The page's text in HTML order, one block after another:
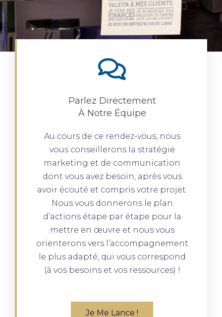
Parlez Directement
À Notre Équipe
Au cours de ce rendez-vous, nous
vous conseillerons la stratégie
marketing et de communication
dont vous avez besoin, après vous
avoir écouté et compris votre projet.
Nous vous donnerons le plan
d’actions étape par étape pour la
mettre en œuvre et nous vous
orienterons vers l’accompagnement
le plus adapté, qui vous correspond
(à vos besoins et vos ressources) !
Je Me Lance !